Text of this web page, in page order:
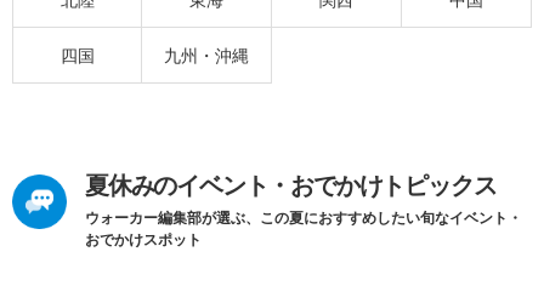
四国 九州・沖縄
夏休みのイベント・おでかけトピックス
ウォーカー編集部が選ぶ、この夏におすすめしたい旬なイベント・
おでかけスポット